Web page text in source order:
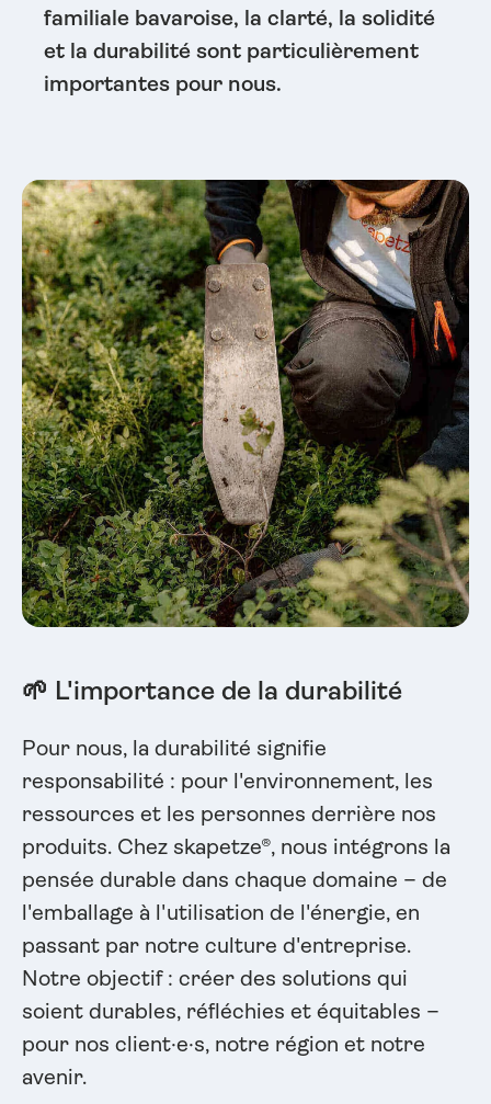
familiale bavaroise, la clarté, la solidité
et la durabilité sont particulièrement
importantes pour nous.
🌱 L'importance de la durabilité
Pour nous, la durabilité signifie
responsabilité : pour l'environnement, les
ressources et les personnes derrière nos
produits. Chez skapetze®, nous intégrons la
pensée durable dans chaque domaine – de
l'emballage à l'utilisation de l'énergie, en
passant par notre culture d'entreprise.
Notre objectif : créer des solutions qui
soient durables, réfléchies et équitables –
pour nos client·e·s, notre région et notre
avenir.